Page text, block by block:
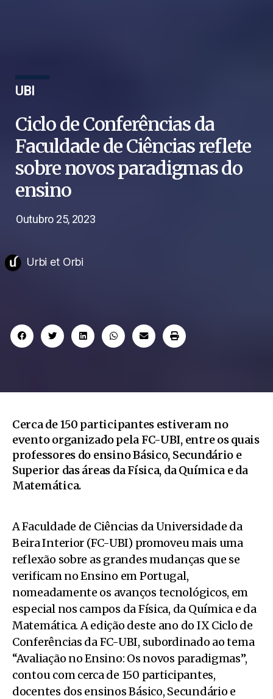
UBI
Ciclo de Conferências da
Faculdade de Ciências reflete
sobre novos paradigmas do
ensino
Outubro 25, 2023
Urbi et Orbi
Cerca de 150 participantes estiveram no
evento organizado pela FC-UBI, entre os quais
professores do ensino Básico, Secundário e
Superior das áreas da Física, da Química e da
Matemática.
A Faculdade de Ciências da Universidade da
Beira Interior (FC-UBI) promoveu mais uma
reflexão sobre as grandes mudanças que se
verificam no Ensino em Portugal,
nomeadamente os avanços tecnológicos, em
especial nos campos da Física, da Química e da
Matemática. A edição deste ano do IX Ciclo de
Conferências da FC-UBI, subordinado ao tema
“Avaliação no Ensino: Os novos paradigmas”,
contou com cerca de 150 participantes,
docentes dos ensinos Básico, Secundário e